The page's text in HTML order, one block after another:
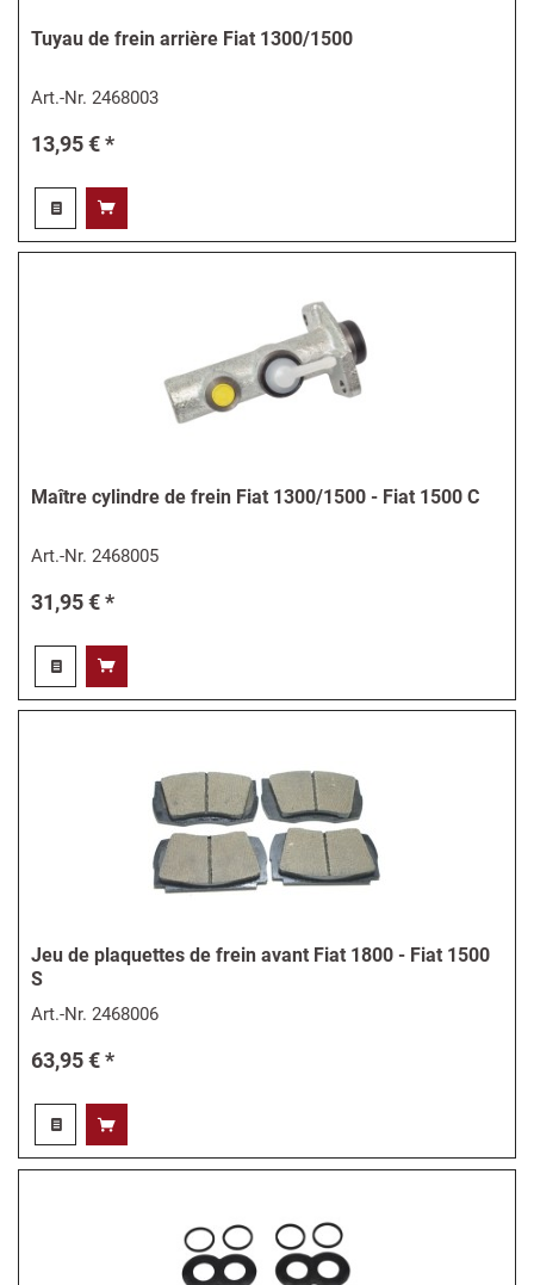
Tuyau de frein arrière Fiat 1300/1500
Art.-Nr.2468003
13,95 € *
Maître cylindre de frein Fiat 1300/1500 - Fiat 1500 C
Art.-Nr.2468005
31,95 € *
Jeu de plaquettes de frein avant Fiat 1800 - Fiat 1500
S
Art.-Nr.2468006
63,95 € *